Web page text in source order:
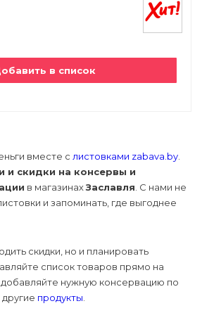
в список
вместе с листовками zabava.by
и скидки на консервы и
в магазинахЗаславля . С нами не
и запоминать, где выгоднее
скидки, но и планировать
список товаров прямо на
нужную консервацию по
продукты